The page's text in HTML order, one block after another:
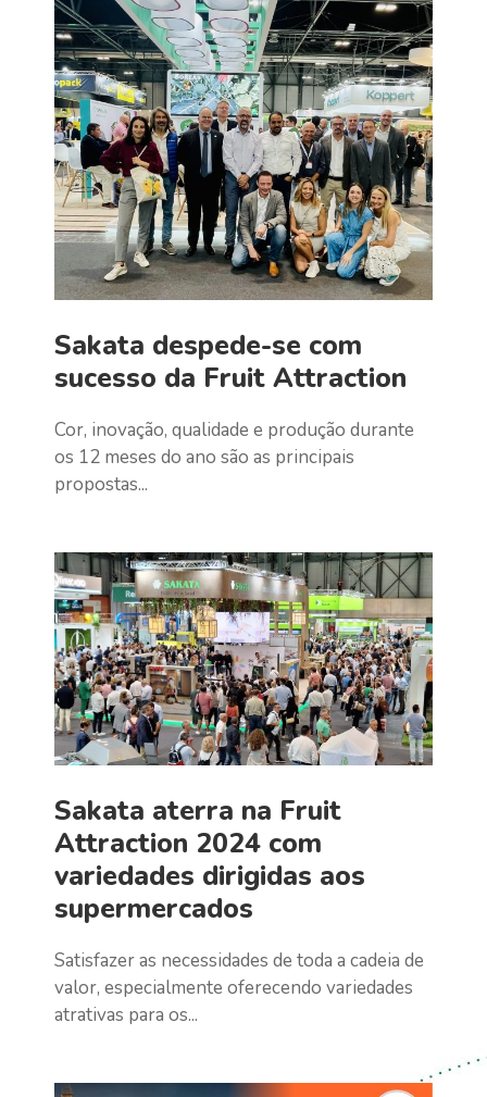
Sakata despede-se com
sucesso da Fruit Attraction
Cor, inovação, qualidade e produção durante
os 12 meses do ano são as principais
propostas...
Sakata aterra na Fruit
Attraction 2024 com
variedades dirigidas aos
supermercados
Satisfazer as necessidades de toda a cadeia de
valor, especialmente oferecendo variedades
atrativas para os...